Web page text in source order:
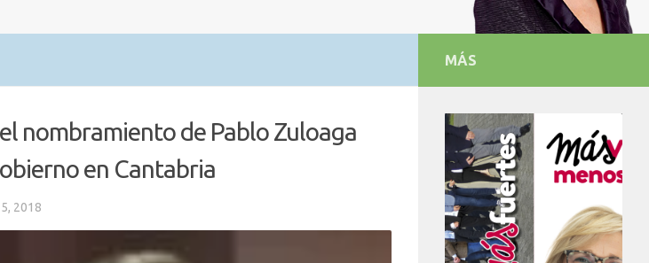
nombramiento de Pablo Zuloaga
en Cantabria
2018
MÁS